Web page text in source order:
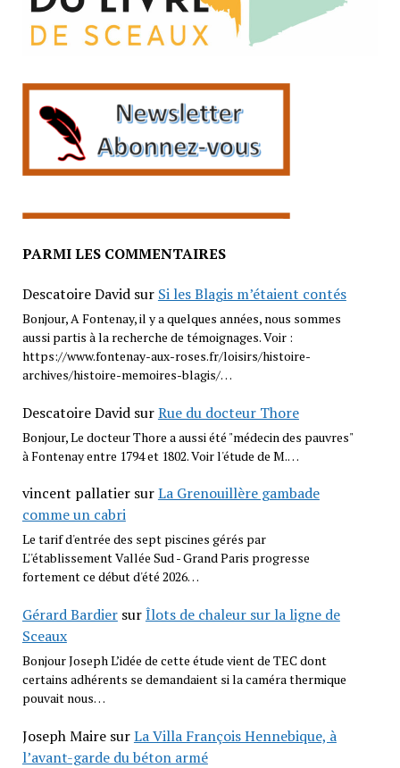
PARMI LES COMMENTAIRES
Descatoire Davidsur Si les Blagis m’étaient contés
Bonjour, A Fontenay, il y a quelques années, nous sommes
aussi partis à la recherche de témoignages. Voir :
https://www.fontenay-aux-roses.fr/loisirs/histoire-
archives/histoire-memoires-blagis/…
Descatoire DavidsurRue du docteur Thore
Bonjour, Le docteur Thore a aussi été "médecin des pauvres"
à Fontenay entre 1794 et 1802. Voir l'étude de M.…
vincent pallatiersurLa Grenouillère gambade
comme un cabri
Le tarif d'entrée des sept piscines gérés par
L''établissement Vallée Sud - Grand Paris progresse
fortement ce début d'été 2026…
Gérard BardiersurÎlots de chaleur sur la ligne de
Sceaux
Bonjour Joseph L’idée de cette étude vient de TEC dont
certains adhérents se demandaient si la caméra thermique
pouvait nous…
Joseph MairesurLa Villa François Hennebique, à
l’avant-garde du béton armé